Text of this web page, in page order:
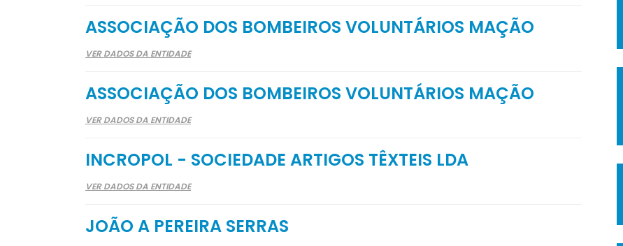
ASSOCIAÇÃO DOS BOMBEIROS VOLUNTÁRIOS MAÇÃO
VER DADOS DA ENTIDADE
ASSOCIAÇÃO DOS BOMBEIROS VOLUNTÁRIOS MAÇÃO
VER DADOS DA ENTIDADE
INCROPOL - SOCIEDADE ARTIGOS TÊXTEIS LDA
VER DADOS DA ENTIDADE
JOÃO A PEREIRA SERRAS